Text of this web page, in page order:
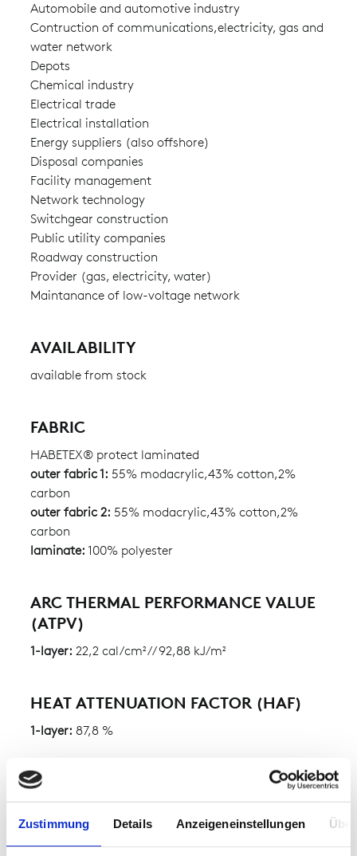
Zustimmung Details Anzeigeneinstellungen
Automobile and automotive industry
Contruction of communications,electricity, gas and
water network
Depots
Chemical industry
Electrical trade
Electrical installation
Energy suppliers (also offshore)
Disposal companies
Facility management
Network technology
Switchgear construction
Public utility companies
Roadway construction
Provider (gas, electricity, water)
Maintanance of low-voltage network
AVAILABILITY
available from stock
FABRIC
HABETEX® protect laminated
outer fabric 1: 55% modacrylic,43% cotton,2%
carbon
outer fabric 2: 55% modacrylic,43% cotton,2%
carbon
laminate: 100% polyester
ARC THERMAL PERFORMANCE VALUE
(ATPV)
1-layer: 22,2 cal/cm² // 92,88 kJ/m²
HEAT ATTENUATION FACTOR (HAF)
1-layer: 87,8 %
SPECIAL FEATURES